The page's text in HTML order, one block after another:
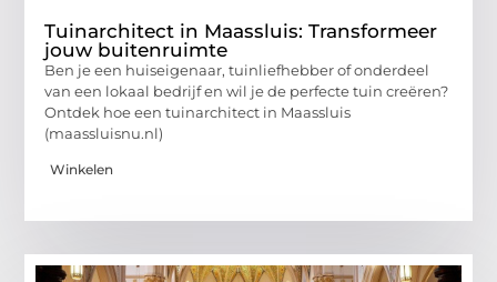
Tuinarchitect in Maassluis: Transformeer
jouw buitenruimte
Ben je een huiseigenaar, tuinliefhebber of onderdeel
van een lokaal bedrijf en wil je de perfecte tuin creëren?
Ontdek hoe een tuinarchitect in Maassluis
(maassluisnu.nl)
Winkelen